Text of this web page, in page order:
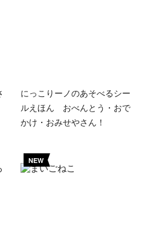
にっこりーノのあそべるシー
ルえほん おべんとう・おで
かけ・おみせやさん！
NEW